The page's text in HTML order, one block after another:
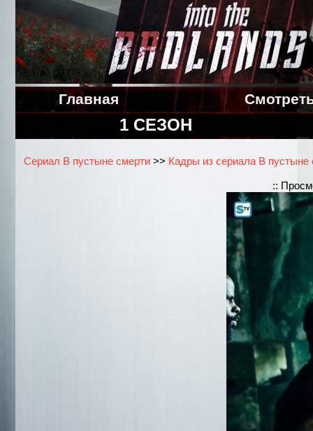
Главная
1 СЕЗОН
Сериал В пустыне смерти>> Кадры из сериала В пустыне
::